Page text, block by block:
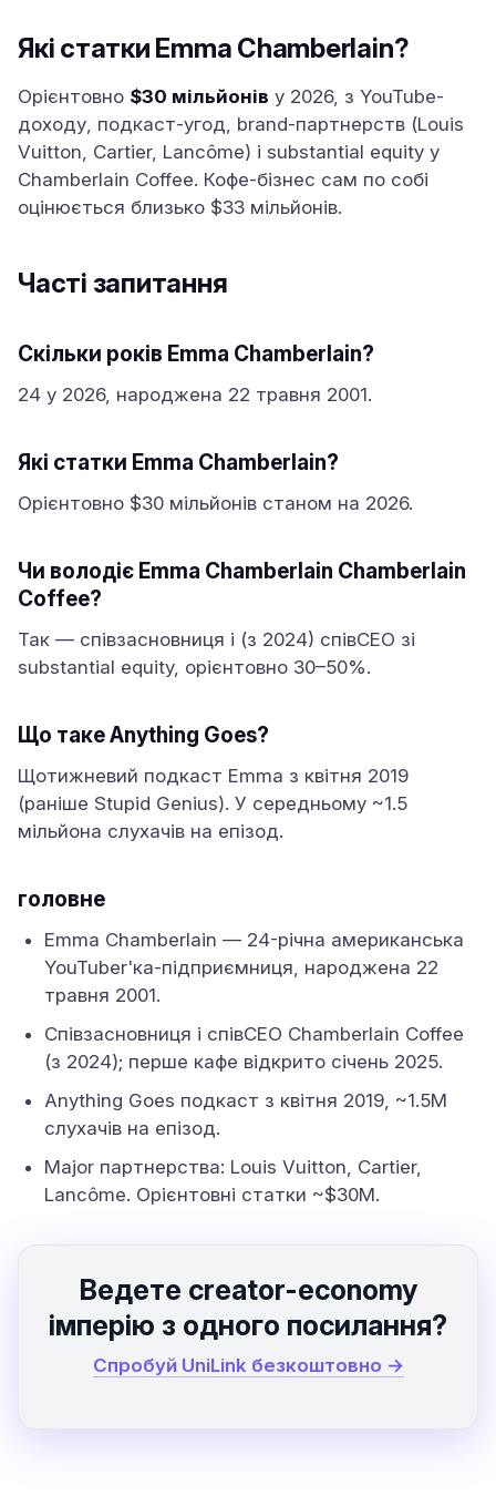
Які статки Emma Chamberlain?
Орієнтовно $30 мільйонів у 2026, з YouTube-
доходу, подкаст-угод, brand-партнерств (Louis
Vuitton, Cartier, Lancôme) і substantial equity у
Chamberlain Coffee. Кофе-бізнес сам по собі
оцінюється близько $33 мільйонів.
Часті запитання
Скільки років Emma Chamberlain?
24 у 2026, народжена 22 травня 2001.
Які статки Emma Chamberlain?
Орієнтовно $30 мільйонів станом на 2026.
Чи володіє Emma Chamberlain Chamberlain
Coffee?
Так — співзасновниця і (з 2024) співCEO зі
substantial equity, орієнтовно 30–50%.
Що таке Anything Goes?
Щотижневий подкаст Emma з квітня 2019
(раніше Stupid Genius). У середньому ~1.5
мільйона слухачів на епізод.
головне
Emma Chamberlain — 24-річна американська
YouTuber'ка-підприємниця, народжена 22
травня 2001.
Співзасновниця і співCEO Chamberlain Coffee
(з 2024); перше кафе відкрито січень 2025.
Anything Goes подкаст з квітня 2019, ~1.5M
слухачів на епізод.
Major партнерства: Louis Vuitton, Cartier,
Lancôme. Орієнтовні статки ~$30M.
Ведете creator-economy
імперію з одного посилання?
Спробуй UniLink безкоштовно →